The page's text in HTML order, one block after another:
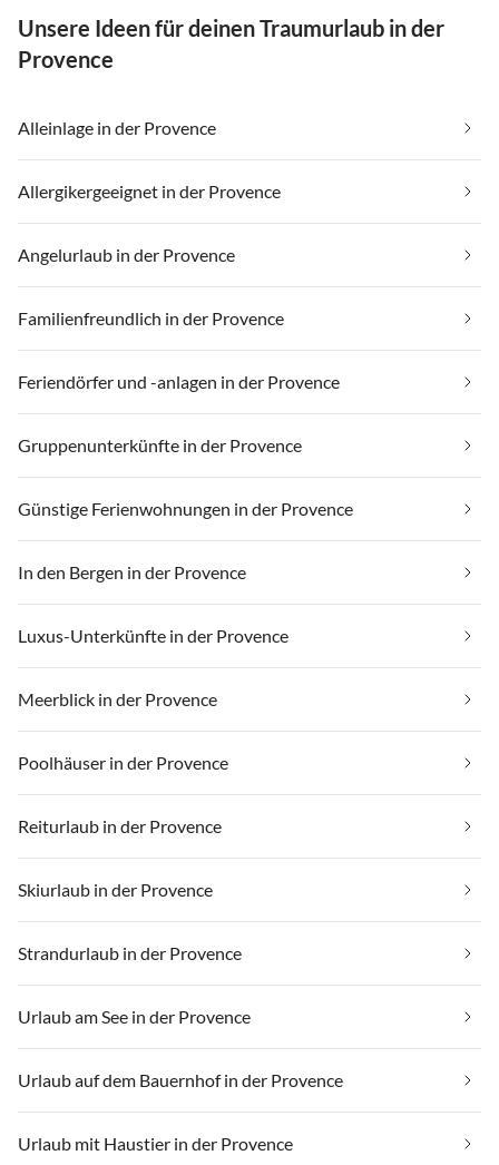
Unsere Ideen für deinen Traumurlaub in der
Provence
Alleinlage in der Provence
Allergikergeeignet in der Provence
Angelurlaub in der Provence
Familienfreundlich in der Provence
Feriendörfer und -anlagen in der Provence
Gruppenunterkünfte in der Provence
Günstige Ferienwohnungen in der Provence
In den Bergen in der Provence
Luxus-Unterkünfte in der Provence
Meerblick in der Provence
Poolhäuser in der Provence
Reiturlaub in der Provence
Skiurlaub in der Provence
Strandurlaub in der Provence
Urlaub am See in der Provence
Urlaub auf dem Bauernhof in der Provence
Urlaub mit Haustier in der Provence